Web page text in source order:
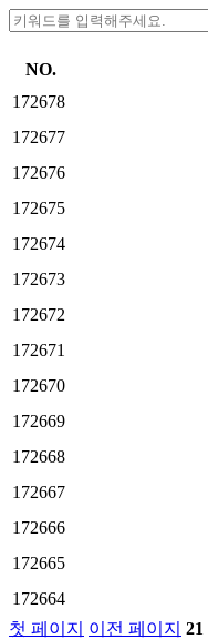
NO.
172678
172677
172676
172675
172674
172673
172672
172671
172670
172669
172668
172667
172666
172665
172664
첫 페이지
이전 페이지 21